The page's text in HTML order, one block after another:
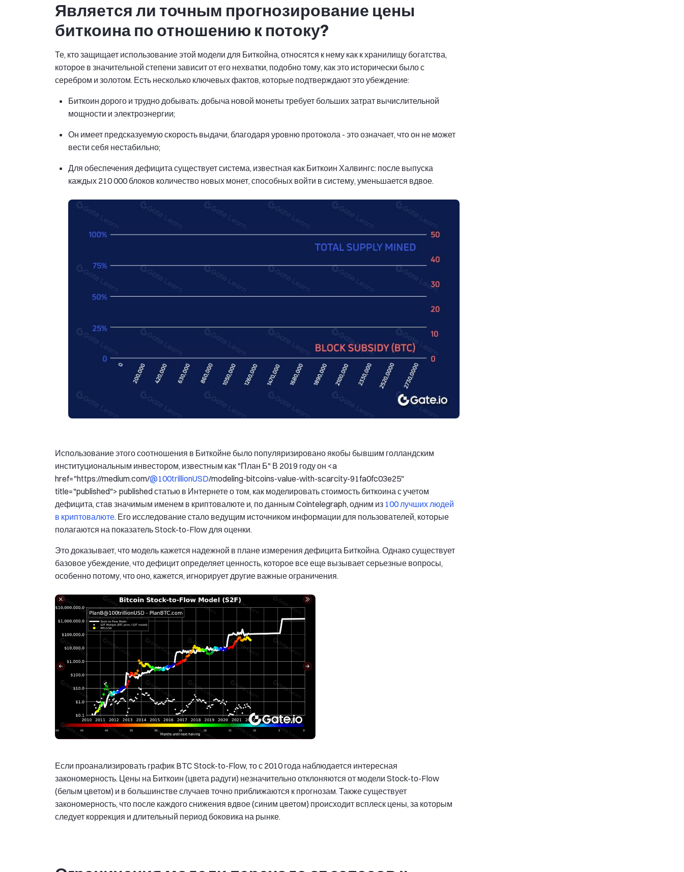
Является ли точным прогнозирование цены
биткоина по отношению к потоку?
Те, кто защищает использование этой модели для Биткойна, относятся к нему как к хранилищу богатства,
которое в значительной степени зависит от его нехватки, подобно тому, как это исторически было с
серебром и золотом. Есть несколько ключевых фактов, которые подтверждают это убеждение:
Биткоин дорого и трудно добывать: добыча новой монеты требует больших затрат вычислительной
мощности и электроэнергии;
Он имеет предсказуемую скорость выдачи, благодаря уровню протокола - это означает, что он не может
вести себя нестабильно;
Для обеспечения дефицита существует система, известная как Биткоин Халвингс: после выпуска
каждых 210 000 блоков количество новых монет, способных войти в систему, уменьшается вдвое.
Использование этого соотношения в Биткойне было популяризировано якобы бывшим голландским
институциональным инвестором, известным как "План Б" В 2019 году он <a
href="https://medium.com/@100trillionUSD/modeling-bitcoins-value-with-scarcity-91fa0fc03e25"
title="published"> published статью в Интернете о том, как моделировать стоимость биткоина с учетом
дефицита, став значимым именем в криптовалюте и, по данным Cointelegraph, одним из 100 лучших людей
в криптовалюте. Его исследование стало ведущим источником информации для пользователей, которые
полагаются на показатель Stock-to-Flow для оценки.
Это доказывает, что модель кажется надежной в плане измерения дефицита Биткойна. Однако существует
базовое убеждение, что дефицит определяет ценность, которое все еще вызывает серьезные вопросы,
особенно потому, что оно, кажется, игнорирует другие важные ограничения.
Если проанализировать график BTC Stock-to-Flow, то с 2010 года наблюдается интересная
закономерность. Цены на Биткоин (цвета радуги) незначительно отклоняются от модели Stock-to-Flow
(белым цветом) и в большинстве случаев точно приближаются к прогнозам. Также существует
закономерность, что после каждого снижения вдвое (синим цветом) происходит всплеск цены, за которым
следует коррекция и длительный период боковика на рынке.